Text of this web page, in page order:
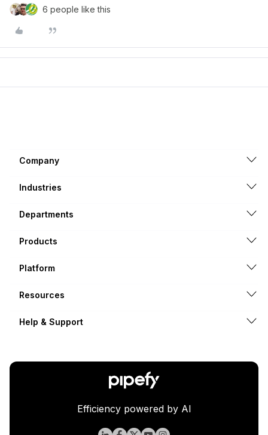
6 people like this
Company
Industries
Departments
Products
Platform
Resources
Help & Support
Efficiency powered by AI